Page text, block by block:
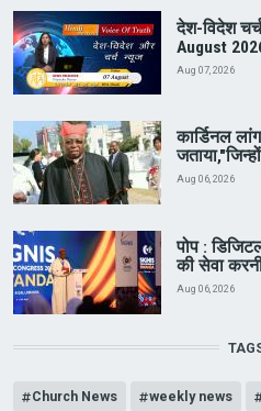
देश-विदेश
August
Aug 07, 2026
कार्डिनल
Aug 06, 2026
पोप :
की सेवा
Aug 06, 2026
Church News weekly news